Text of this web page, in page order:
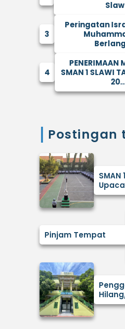
3
Peringatan
4
PENERIMAAN
SMAN 1 SLAWI
Postingan
SMAN
Pinjam Tempat